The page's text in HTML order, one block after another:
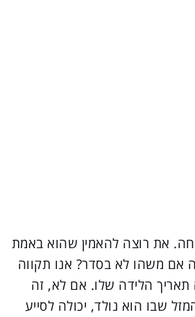
את רוצה להאמין שהוא באמת
אם משהו לא בסדר? אנו תקווה
הלידה שלו. אם לא, זה
שבו הוא נולד, יכולה לסייע